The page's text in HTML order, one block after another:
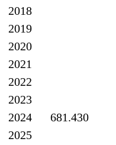
2018
2019
2020
2021
2022
2023
2024
681.430
2025